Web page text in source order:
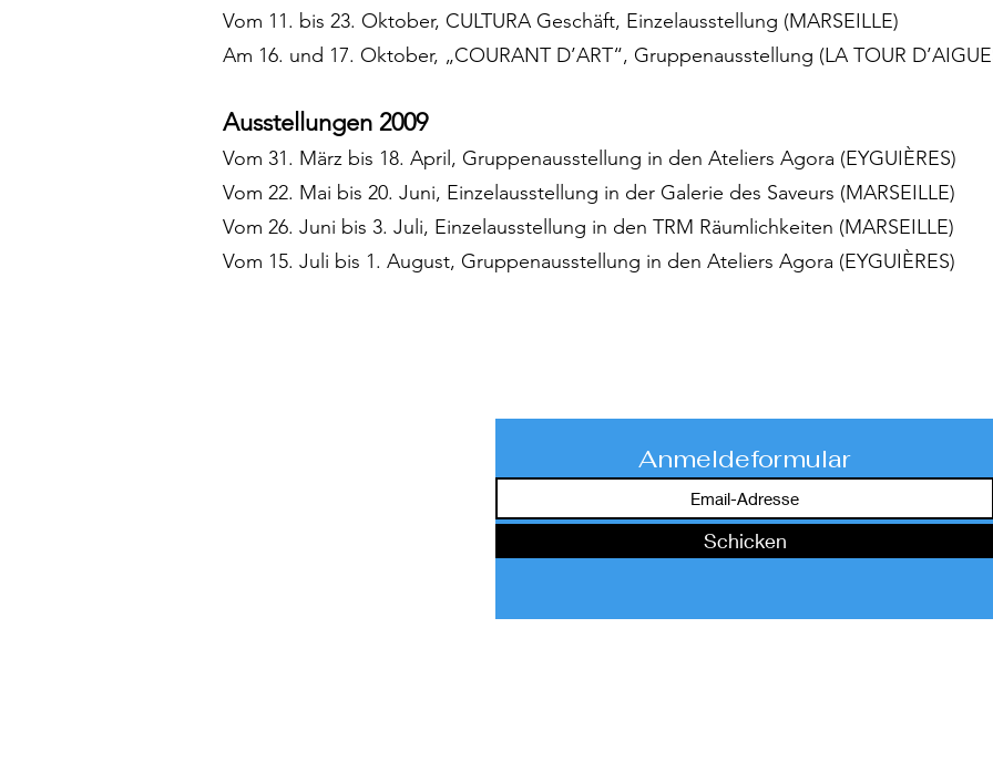
Vom 11. bis 23. Oktober, CULTURA Geschäft, Einzelausstellung (MARSEILLE)
Am 16. und 17. Oktober, „COURANT D’ART“, Gruppenausstellung (LA TOUR
Ausstellungen 2009
Vom 31. März bis 18. April, Gruppenausstellung in den Ateliers Agora (EYGUIÈRES)
Vom 22. Mai bis 20. Juni, Einzelausstellung in der Galerie des Saveurs (MARSEILLE)
Vom 26. Juni bis 3. Juli, Einzelausstellung in den TRM Räumlichkeiten (MARSEILLE)
Vom 15. Juli bis 1. August, Gruppenausstellung in den Ateliers Agora (EYGUIÈRES)
Anmeldeformular
Schicken